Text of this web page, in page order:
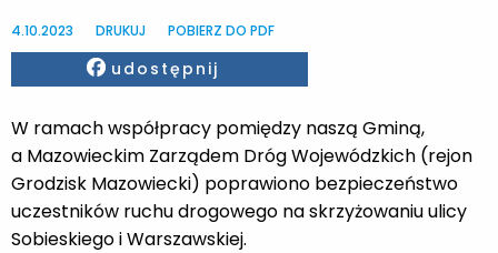
4.10.2023 DRUKUJ POBIERZ DO PDF
Facebook
udostępnij
W ramach współpracy pomiędzy naszą Gminą,
a Mazowieckim Zarządem Dróg Wojewódzkich (rejon
Grodzisk Mazowiecki) poprawiono bezpieczeństwo
uczestników ruchu drogowego na skrzyżowaniu ulicy
Sobieskiego i Warszawskiej.